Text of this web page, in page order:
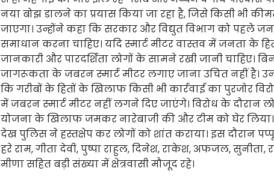
नया बोझ डालने का प्रयास किया जा रहा है, जिसे किसी भी
जाएगा। उन्होंने कहा कि सरकार और विद्युत विभाग को पहले
समाधान करना चाहिए। यदि स्मार्ट मीटर वास्तव में जनता के
जानकारी और पारदर्शिता लोगों के सामने रखी जानी चाहिए।
जागरूकता के जबरन स्मार्ट मीटर लगाए जाना उचित नहीं है।
कि गरीबों के हितों के खिलाफ किसी भी कार्रवाई का पुरजोर
में जबरन स्मार्ट मीटर नहीं लगने दिए जाएंगे। विरोध के दौरान
योजना के खिलाफ जमकर नारेबाजी की और टीम को घेर लिया।
देख पुलिस ने हस्तक्षेप कर लोगों को शांत कराया। इस दौरान पप्पू
हरे राम, गीता देवी, पुष्पा राहुल, दिनेश, राकेश, अफजल, सुनीता,
मीणा सहित बड़ी संख्या में क्षेत्रवासी मौजूद रहे।